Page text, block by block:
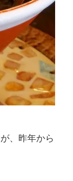
、昨年から